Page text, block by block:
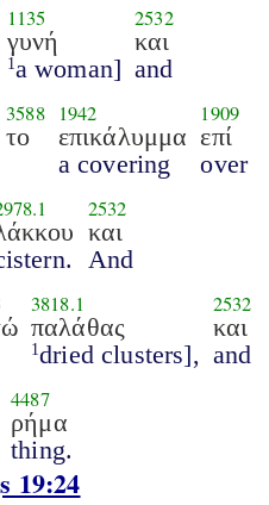
1135
γυνή
1 a woman]
2532
και
and
3588
το
1942
επικάλυμμα
a covering
1909
επί
over
2532
και
And
3818.1
παλάθας
1 dried clusters],
2532
και
and
4487
ρήμα
thing.
19:24